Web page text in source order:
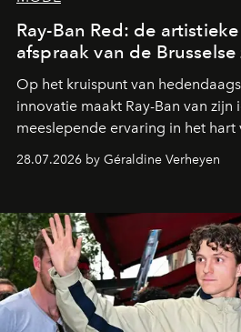
Ray-Ban Red: de
afspraak van de Brusselse
Op het kruispunt van
innovatie maakt Ray-Ban van zijn
meeslepende ervaring in het hart
28.07.2026 by Géraldine Verheyen